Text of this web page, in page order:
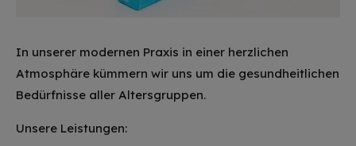
In unserer modernen Praxis in einer herzlichen
Atmosphäre kümmern wir uns um die gesundheitlichen
Bedürfnisse aller Altersgruppen.
Unsere Leistungen: